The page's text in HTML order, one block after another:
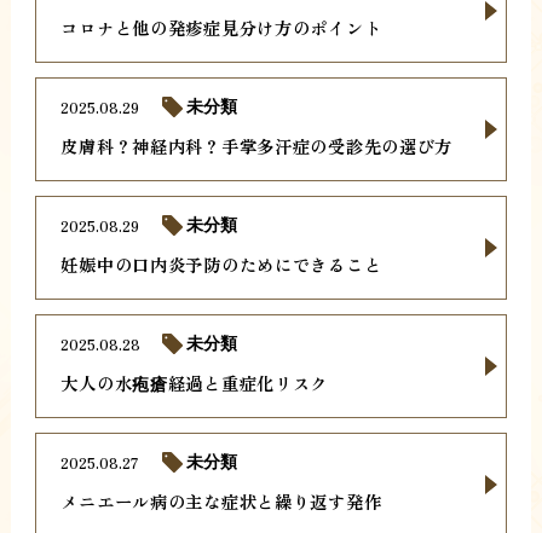
コロナと他の発疹症見分け方のポイント
皮膚科？神経内科？手掌多汗症の受診先の選び方
2025.08.29 未分類
妊娠中の口内炎予防のためにできること
2025.08.29 未分類
大人の水疱瘡経過と重症化リスク
2025.08.28 未分類
メニエール病の主な症状と繰り返す発作
2025.08.27 未分類